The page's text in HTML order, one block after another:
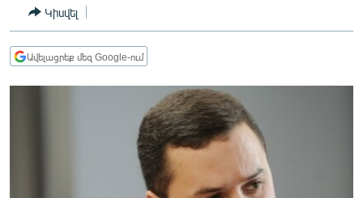
ՀԱՍԱՐԱԿՈՒԹՅՈՒՆ
ՏՆՏԵՍՈՒԹՅՈՒՆ
ՂԱՐԱԲԱՂ
ՊԱՏԵՐԱԶՄԻ 6 ՇԱԲԱԹՆԵՐԸ
Կիսվել
Ավելացրեք մեզ Google-ում